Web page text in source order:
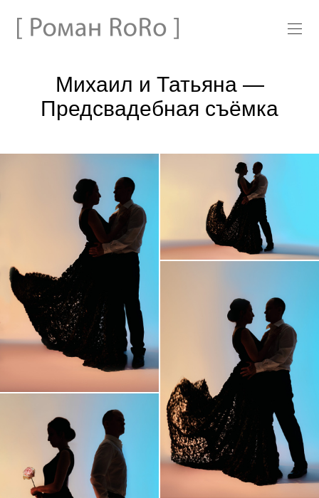
Михаил и Татьяна —
Предсвадебная съёмка